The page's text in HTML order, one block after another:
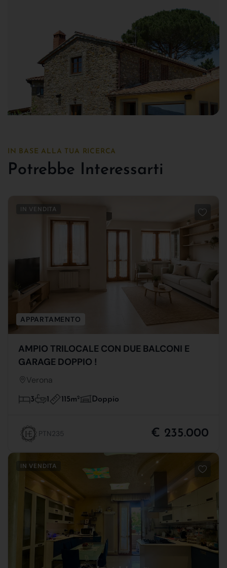
IN BASE ALLA TUA RICERCA
Potrebbe Interessarti
IN VENDITA
APPARTAMENTO
AMPIO TRILOCALE CON DUE BALCONI E
GARAGE DOPPIO !
Verona
3 1 115m2 Doppio
PTN235 € 235.000
IN VENDITA